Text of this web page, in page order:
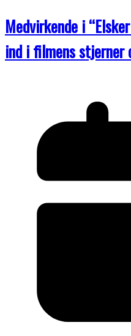
Medvirkende i
ind i filmens stjerner